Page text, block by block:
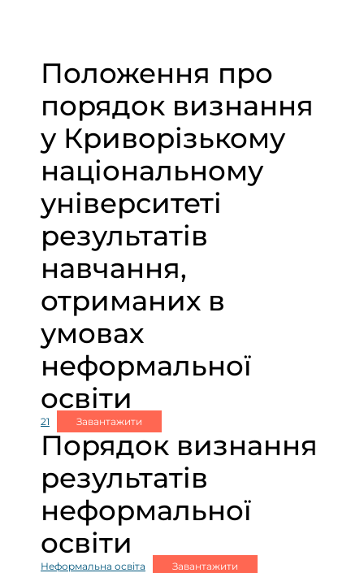
Положення про
порядок визнання
у Криворізькому
національному
університеті
результатів
навчання,
отриманих в
умовах
неформальної
освіти
21 Завантажити
Порядок визнання
результатів
неформальної
освіти
Неформальна освіта Завантажити